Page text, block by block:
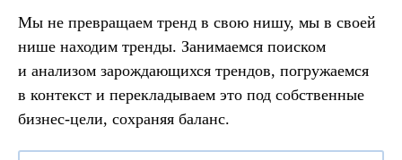
Мы не превращаем тренд в свою нишу, мы в своей
нише находим тренды. Занимаемся поиском
и анализом зарождающихся трендов, погружаемся
в контекст и перекладываем это под собственные
бизнес-цели, сохраняя баланс.